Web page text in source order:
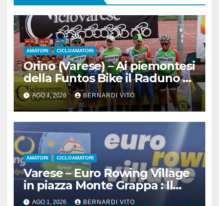
AMATORI CICLOAMATORI
Orino (Varese) – Ai piemontesi
della Funtos Bike il Raduno di
Orino
AGO 4, 2026 BERNARDI VITO
AMATORI CICLOAMATORI
Varese – Euro Rowing Village
in piazza Monte Grappa : Il
Canottaggio ospita il Ciclismo
AGO 1, 2026 BERNARDI VITO